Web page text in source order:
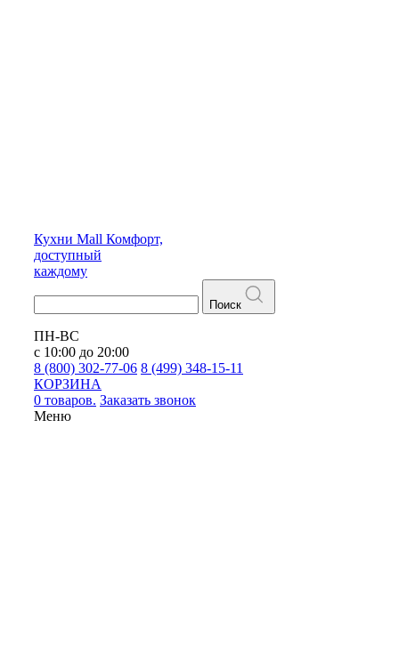
Кухни Mall Комфорт,
доступный
каждому
Поиск
ПН-ВС
с 10:00 до 20:00
8 (800) 302-77-06 8 (499) 348-15-11
КОРЗИНА
0 товаров. Заказать звонок
Меню